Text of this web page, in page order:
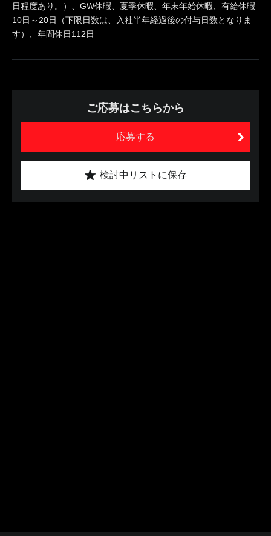
日程度あり。）、GW休暇、夏季休暇、年末年始休暇、有給休暇
10日～20日（下限日数は、入社半年経過後の付与日数となりま
す）、年間休日112日
ご応募はこちらから
応募する
検討中リストに保存